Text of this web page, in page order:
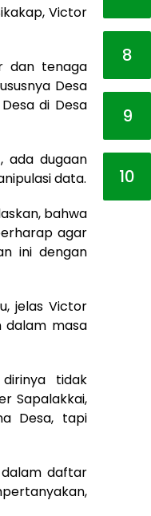
Victor
dan tenaga
Desa
di Desa
ada dugaan
data.
bahwa
agar
ini dengan
jelas Victor
dalam masa
tidak
Sapalakkai,
Desa, tapi
daftar
8
9
10